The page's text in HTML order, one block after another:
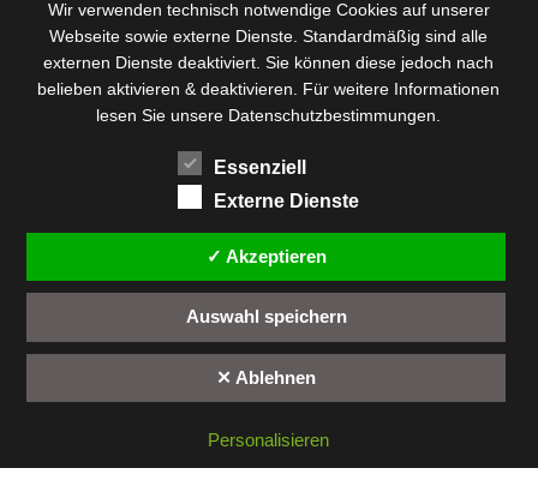
Wir verwenden technisch notwendige Cookies auf unserer
Webseite sowie externe Dienste. Standardmäßig sind alle
externen Dienste deaktiviert. Sie können diese jedoch nach
belieben aktivieren & deaktivieren. Für weitere Informationen
lesen Sie unsere Datenschutzbestimmungen.
Essenziell
Externe Dienste
✓ Akzeptieren
Auswahl speichern
✕ Ablehnen
Personalisieren